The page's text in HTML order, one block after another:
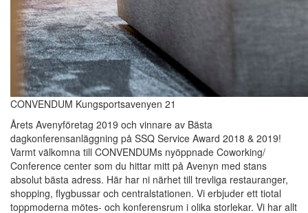
CONVENDUM Kungsportsavenyen 21
Årets Avenyföretag 2019 och vinnare av Bästa
dagkonferensanläggning på SSQ Service Award 2018 & 2019!
Varmt välkomna till CONVENDUMs nyöppnade Coworking/
Conference center som du hittar mitt på Avenyn med stans
absolut bästa adress. Här har ni närhet till trevliga restauranger,
shopping, flygbussar och centralstationen. Vi erbjuder ett tiotal
toppmoderna mötes- och konferensrum i olika storlekar. Vi har allt